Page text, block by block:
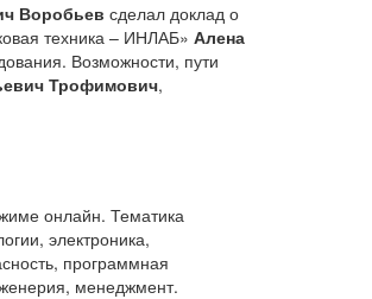
Воробьев сделал доклад о
техника – ИНЛАБ» Алена
Возможности, пути
Трофимович,
онлайн. Тематика
электроника,
программная
менеджмент.